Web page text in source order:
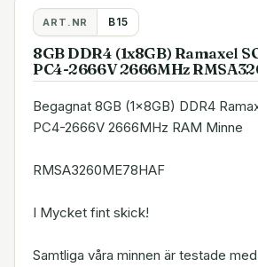
ART.NR B15
8GB DDR4 (1x8GB) Ramaxel
PC4-2666V 2666MHz
Begagnat 8GB (1x8GB) DDR4
PC4-2666V 2666MHz RAM Minne
RMSA3260ME78HAF
I Mycket fint skick!
Samtliga våra minnen är testade